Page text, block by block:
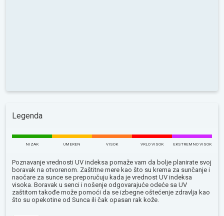
Legenda
NIZAK UMEREN VISOK VRLO VISOK EKSTREMNO VISOK
Poznavanje vrednosti UV indeksa pomaže vam da bolje planirate svoj
boravak na otvorenom. Zaštitne mere kao što su krema za sunčanje i
naočare za sunce se preporučuju kada je vrednost UV indeksa
visoka. Boravak u senci i nošenje odgovarajuće odeće sa UV
zaštitom takođe može pomoći da se izbegne oštećenje zdravlja kao
što su opekotine od Sunca ili čak opasan rak kože.